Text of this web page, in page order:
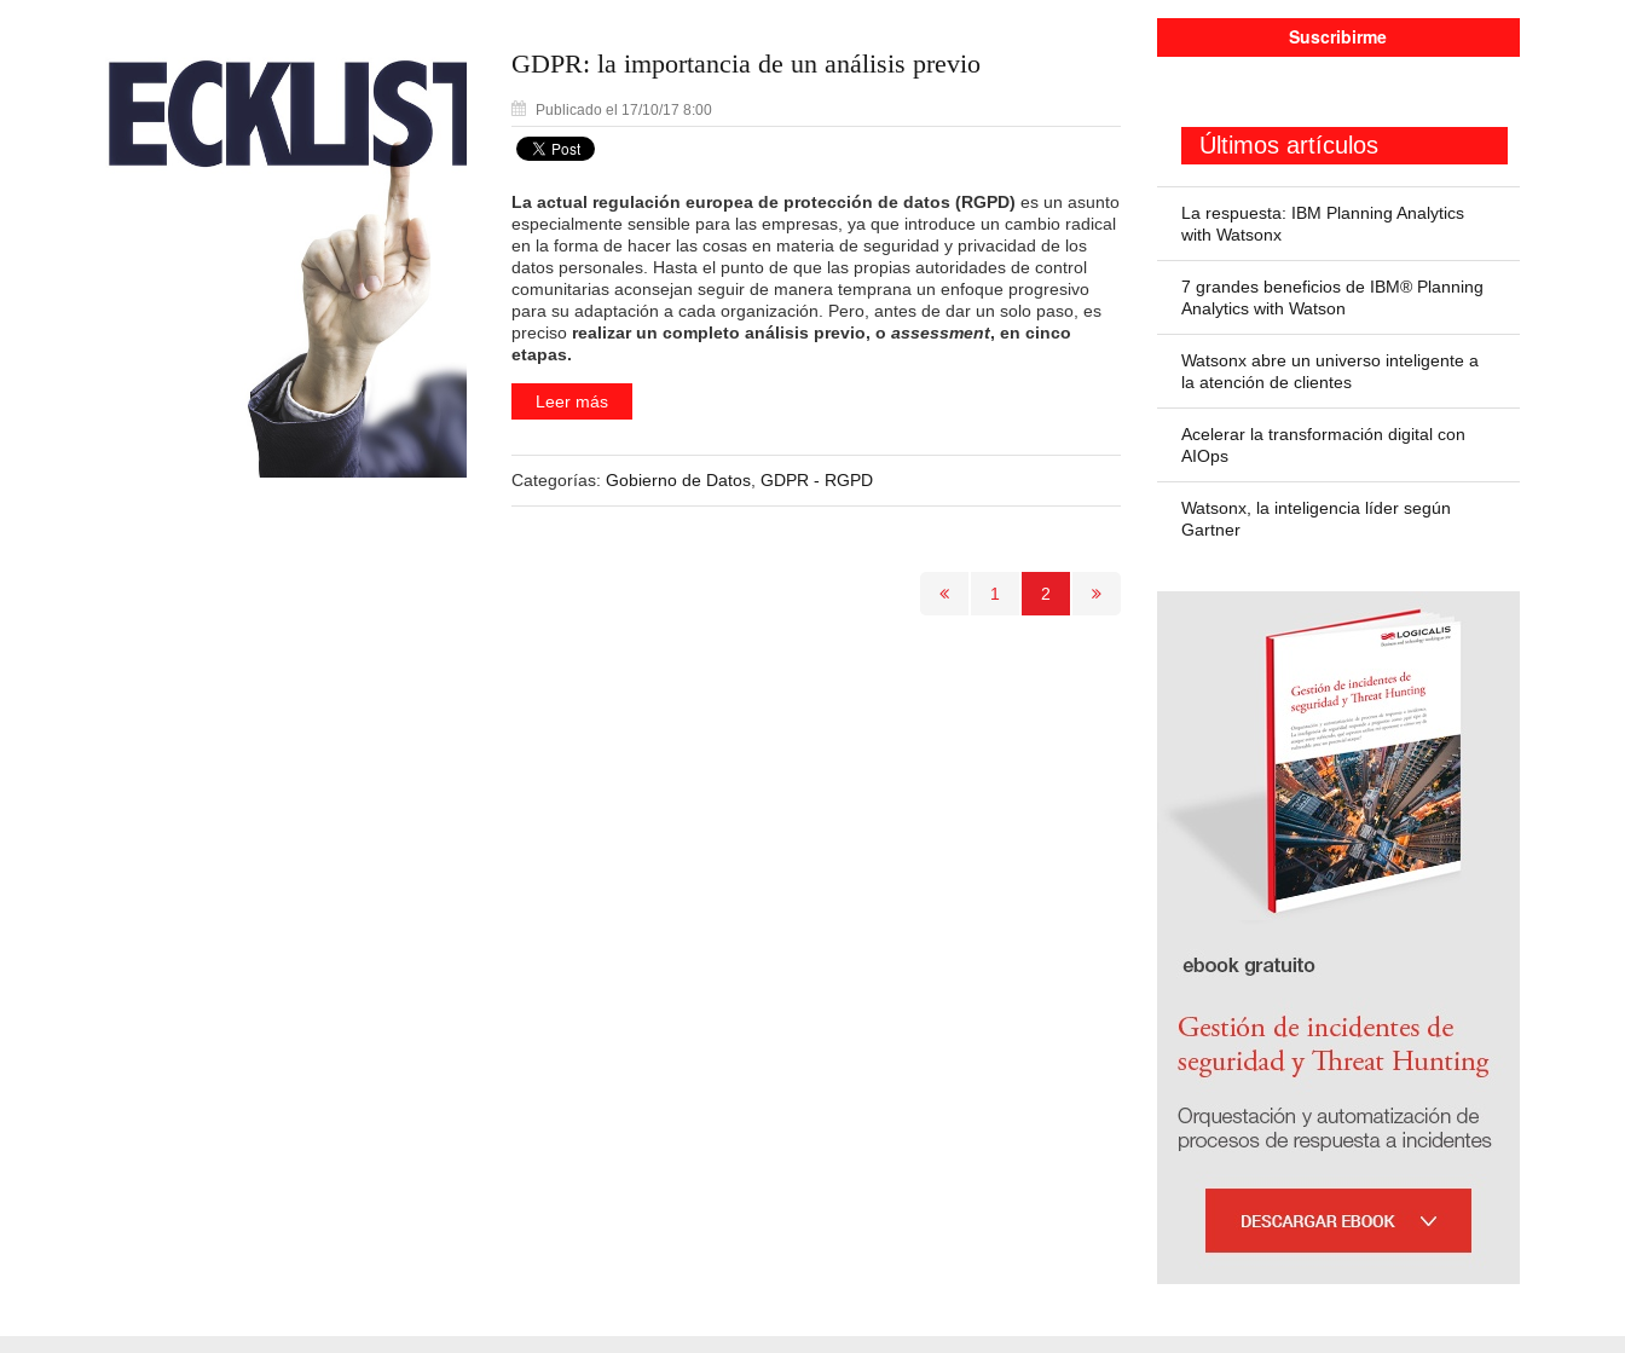
GDPR: la importancia de un análisis previo
Publicado el 17/10/17 8:00
La actual regulación europea de protección de datos (RGPD) es un asunto
especialmente sensible para las empresas, ya que introduce un cambio radical
en la forma de hacer las cosas en materia de seguridad y privacidad de los
datos personales. Hasta el punto de que las propias autoridades de control
comunitarias aconsejan seguir de manera temprana un enfoque progresivo
para su adaptación a cada organización. Pero, antes de dar un solo paso, es
preciso realizar un completo análisis previo, o assessment, en cinco
etapas.
Leer más
Categorías: Gobierno de Datos, GDPR - RGPD
1 2
Últimos artículos
La respuesta: IBM Planning Analytics
with Watsonx
7 grandes beneficios de IBM® Planning
Analytics with Watson
Watsonx abre un universo inteligente a
la atención de clientes
Acelerar la transformación digital con
AIOps
Watsonx, la inteligencia líder según
Gartner